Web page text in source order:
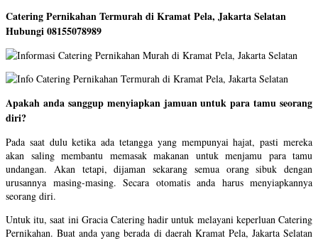
Catering Pernikahan Termurah di Kramat Pela, Jakarta Selatan
Hubungi 08155078989
Apakah anda sanggup menyiapkan jamuan untuk para tamu seorang
diri?
Pada saat dulu ketika ada tetangga yang mempunyai hajat, pasti mereka
akan saling membantu memasak makanan untuk menjamu para tamu
undangan. Akan tetapi, dijaman sekarang semua orang sibuk dengan
urusannya masing-masing. Secara otomatis anda harus menyiapkannya
seorang diri.
Untuk itu, saat ini Gracia Catering hadir untuk melayani keperluan Catering
Pernikahan. Buat anda yang berada di daerah Kramat Pela, Jakarta Selatan